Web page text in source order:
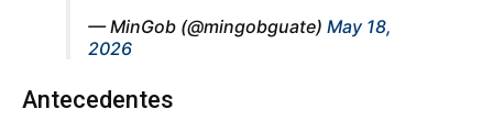
— MinGob (@mingobguate) May 18,
2026
Antecedentes